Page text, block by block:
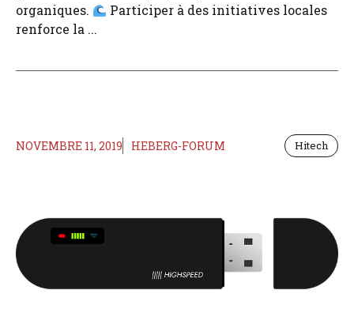
organiques.
Participer à des initiatives locales
renforce la ...
NOVEMBRE 11, 2019 HEBERG-FORUM Hitech